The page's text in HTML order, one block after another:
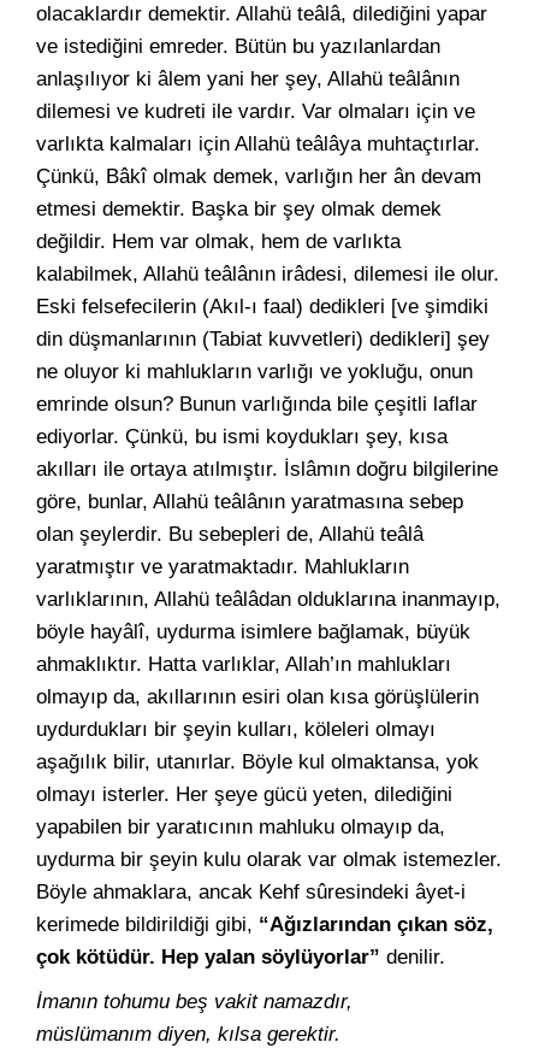
olacaklardır demektir. Allahü teâlâ, dilediğini yapar
ve istediğini emreder. Bütün bu yazılanlardan
anlaşılıyor ki âlem yani her şey, Allahü teâlânın
dilemesi ve kudreti ile vardır. Var olmaları için ve
varlıkta kalmaları için Allahü teâlâya muhtaçtırlar.
Çünkü, Bâkî olmak demek, varlığın her ân devam
etmesi demektir. Başka bir şey olmak demek
değildir. Hem var olmak, hem de varlıkta
kalabilmek, Allahü teâlânın irâdesi, dilemesi ile olur.
Eski felsefecilerin (Akıl-ı faal) dedikleri [ve şimdiki
din düşmanlarının (Tabiat kuvvetleri) dedikleri] şey
ne oluyor ki mahlukların varlığı ve yokluğu, onun
emrinde olsun? Bunun varlığında bile çeşitli laflar
ediyorlar. Çünkü, bu ismi koydukları şey, kısa
akılları ile ortaya atılmıştır. İslâmın doğru bilgilerine
göre, bunlar, Allahü teâlânın yaratmasına sebep
olan şeylerdir. Bu sebepleri de, Allahü teâlâ
yaratmıştır ve yaratmaktadır. Mahlukların
varlıklarının, Allahü teâlâdan olduklarına inanmayıp,
böyle hayâlî, uydurma isimlere bağlamak, büyük
ahmaklıktır. Hatta varlıklar, Allah’ın mahlukları
olmayıp da, akıllarının esiri olan kısa görüşlülerin
uydurdukları bir şeyin kulları, köleleri olmayı
aşağılık bilir, utanırlar. Böyle kul olmaktansa, yok
olmayı isterler. Her şeye gücü yeten, dilediğini
yapabilen bir yaratıcının mahluku olmayıp da,
uydurma bir şeyin kulu olarak var olmak istemezler.
Böyle ahmaklara, ancak Kehf sûresindeki âyet-i
kerimede bildirildiği gibi, “Ağızlarından çıkan söz,
çok kötüdür. Hep yalan söylüyorlar” denilir.
İmanın tohumu beş vakit namazdır,
müslümanım diyen, kılsa gerektir.